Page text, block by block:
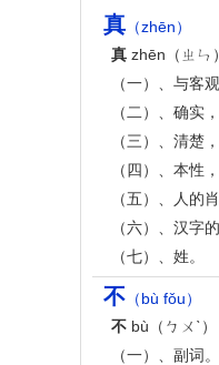
真 （zhēn）
真 zhēn（ㄓㄣ）
（一）、与客
（二）、确实
（三）、清楚
（四）、本性
（五）、人的
（六）、汉字
（七）、姓。
不 （bù fǒu）
不 bù（ㄅㄨˋ）
（一）、副词。